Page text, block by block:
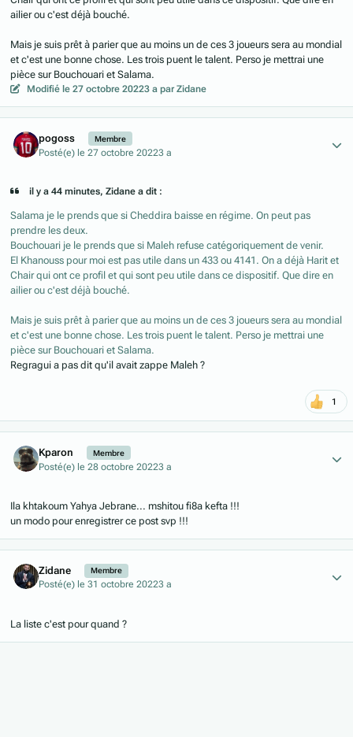
ailier ou c'est déjà bouché.
Mais je suis prêt à parier que au moins un de ces 3 joueurs sera au mondial
et c'est une bonne chose. Les trois puent le talent. Perso je mettrai une
pièce sur Bouchouari et Salama.
Modifié le 27 octobre 20223 a par Zidane
pogoss Membre
Posté(e) le 27 octobre 20223 a
il y a 44 minutes, Zidane a dit :
Salama je le prends que si Cheddira baisse en régime. On peut pas
prendre les deux.
Bouchouari je le prends que si Maleh refuse catégoriquement de venir.
El Khanouss pour moi est pas utile dans un 433 ou 4141. On a déjà Harit et
Chair qui ont ce profil et qui sont peu utile dans ce dispositif. Que dire en
ailier ou c'est déjà bouché.
Mais je suis prêt à parier que au moins un de ces 3 joueurs sera au mondial
et c'est une bonne chose. Les trois puent le talent. Perso je mettrai une
pièce sur Bouchouari et Salama.
Regragui a pas dit qu'il avait zappe Maleh ?
1
Kparon Membre
Posté(e) le 28 octobre 20223 a
Ila khtakoum Yahya Jebrane... mshitou fi8a kefta !!!
un modo pour enregistrer ce post svp !!!
Zidane Membre
Posté(e) le 31 octobre 20223 a
La liste c'est pour quand ?